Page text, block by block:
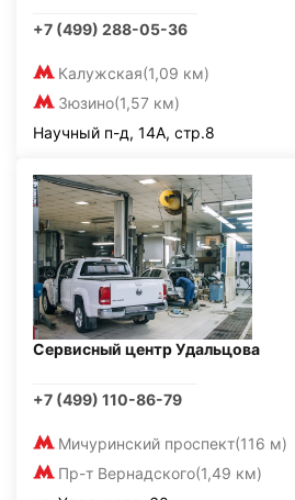
+7 (499) 288-05-36
Калужская(1,09 км)
Зюзино(1,57 км)
Научный п-д, 14А, стр.8
Сервисный центр Удальцова
+7 (499) 110-86-79
Мичуринский проспект(116 м)
Пр-т Вернадского(1,49 км)